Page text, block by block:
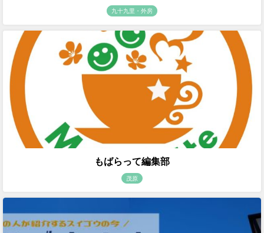
九十九里・外房
もばらって編集部
茂原